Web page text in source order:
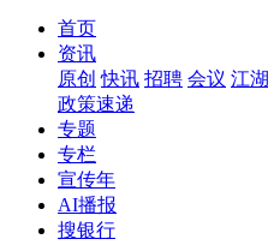
首页
资讯
原创 快讯 招聘 会议 江湖
政策速递
专题
专栏
宣传年
AI播报
搜银行